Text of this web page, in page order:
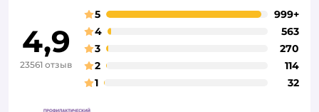
4,9
23561 отзыв
5
999+
4
563
3
270
2
114
1
32